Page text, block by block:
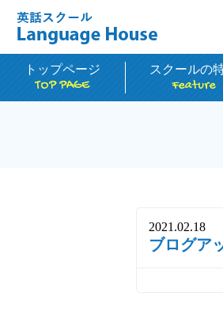
トップページ
TOP PAGE
スクールの
Feature
2021.02.18
ブログア